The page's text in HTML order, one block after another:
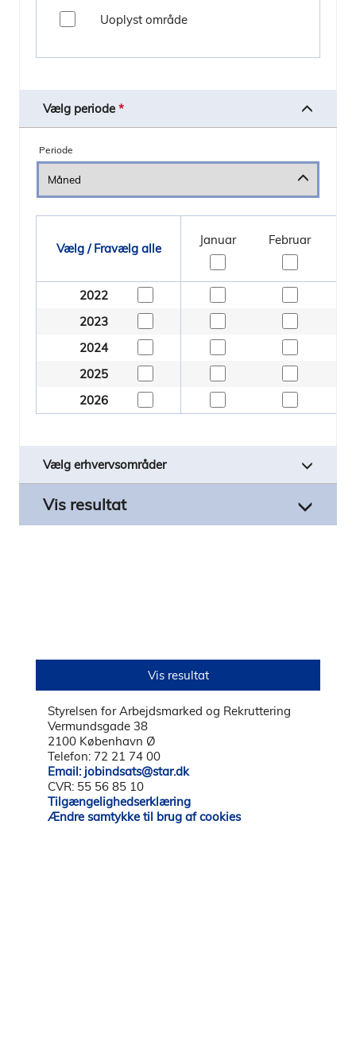
Styrelsen for Arbejdsmarked og Rekruttering
Vermundsgade 38
2100 København Ø
Telefon: 72 21 74 00
Email: jobindsats@star.dk
CVR: 55 56 85 10
Tilgængelighedserklæring
Ændre samtykke til brug af cookies